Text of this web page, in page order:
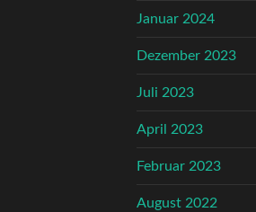
Januar 2024
Dezember 2023
Juli 2023
April 2023
Februar 2023
August 2022